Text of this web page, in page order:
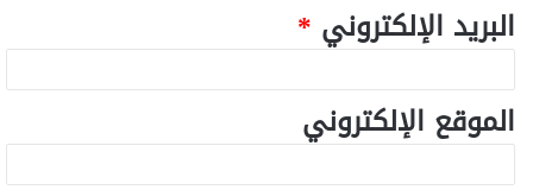
البريد الإلكتروني *
الموقع الإلكتروني